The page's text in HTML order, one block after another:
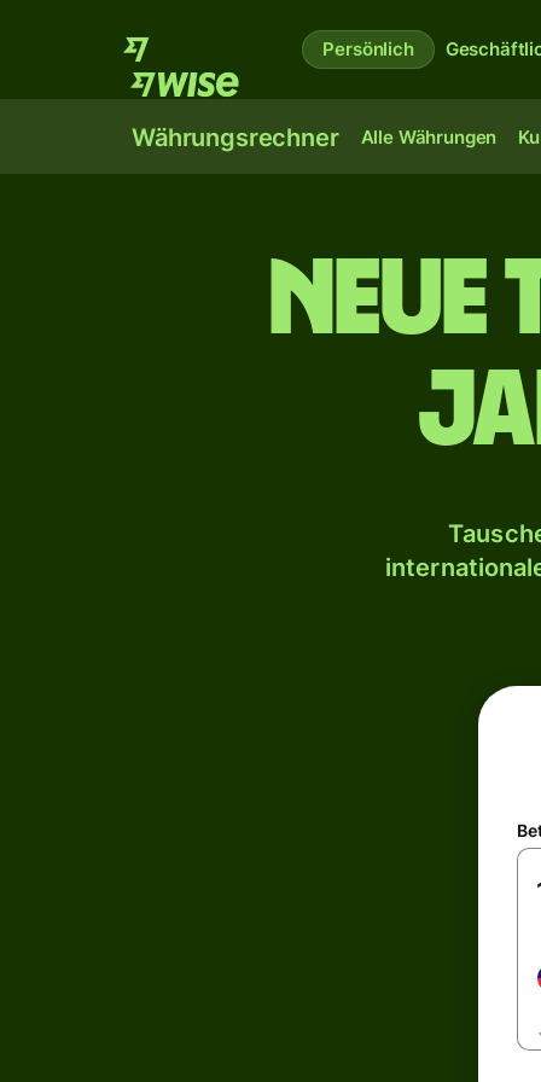
Persönlich
Währungsrechner Alle Währungen